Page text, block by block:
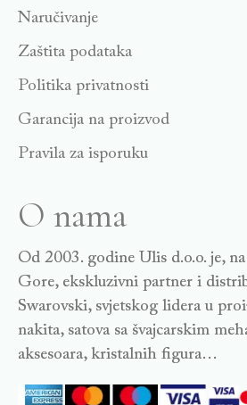
Naručivanje
Zaštita podataka
Politika privatnosti
Garancija na proizvod
Pravila za isporuku
O nama
Od 2003. godine Ulis d.o.o. je,
Gore, ekskluzivni partner i
Swarovski, svjetskog lidera u
nakita, satova sa švajcarskim
aksesoara, kristalnih figura…